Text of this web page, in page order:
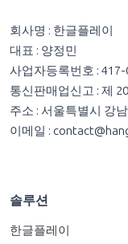
회사명 : 한글플레이
대표 : 양정민
사업자등록번호 :
통신판매업신고 : 제
주소 : 서울특별시 강
이메일 :
솔루션
한글플레이